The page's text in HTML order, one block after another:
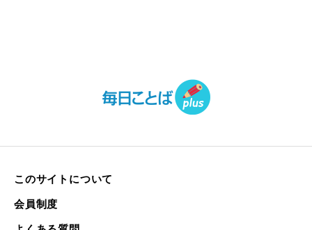
このサイトについて
会員制度